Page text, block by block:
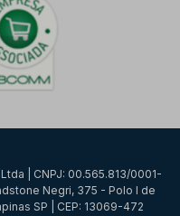
| CNPJ: 00.565.813/0001-
Negri, 375 - Polo I de
SP | CEP: 13069-472